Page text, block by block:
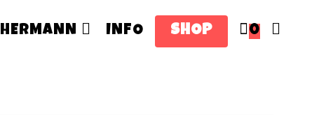
HERMANN INFO SHOP 0